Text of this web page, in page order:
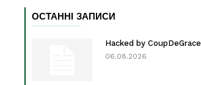
ОСТАННІ ЗАПИСИ
Hacked by CoupDeGrace
06.08.2026